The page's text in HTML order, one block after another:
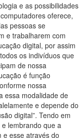
e as possibilidades
oferece,
pessoas se
e trabalharem com
digital, por assim
os indivíduos que
de nossa
é função
nossa
essa modalidade de
e depende do
digital”. Tendo em
lembrando que a
e esse através do